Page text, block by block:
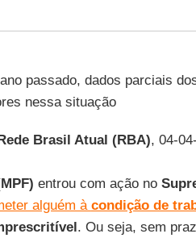
passado, dados parciais
nessa situação
Brasil Atual (RBA), 04-
entrou com ação no
alguém à condição de
. Ou seja, sem